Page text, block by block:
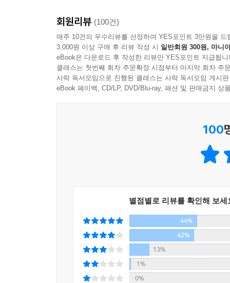
투견장에서 늘 지기만 하는 언더독도 어느 날엔
거부하고 완전히 다른 창조적 시각으로 바라보
이기는가에 관한 이야기다. 제목만 보면 비즈니스
않는다. 이 책은 가난, 장애, 불운, 압제 등 피할 수
우리는 거인과의 싸움에서 당연히 거인이 이길
토프트의 연구에 의하면 강대국과 약소국의 전
억울하고 나쁜 일인 것만은 아닐 수 있는 것이다.
한 인터뷰에서 말콤 글래드웰은 이렇게 말한다.
이 책은 차별과 장애를 겪거나 부모를 잃거나 좋
약자의 약점에 숨겨진 아름다움과 위대함,
강자의 강점에 숨겨진 나약함과 한계에 주목하라!
영민하게 자신의 약점을 이용해 승리한 우리 시대
회원리뷰 (100건)
매주 10건의 우수리뷰를 선정하여 YES포인트 3만원을 드
3,000원 이상 구매 후 리뷰 작성 시 일반회원 300원, 마니
eBook은 다운로드 후 작성한 리뷰만 YES포인트 지급됩니
클래스는 첫번째 회차 주문확정 시점부터 마지막 회차 주
사락 독서모임으로 진행된 클래스는 사락 독서모임 게시
eBook 페이백, CD/LP, DVD/Blu-ray, 패션 및 판매금지 상
100
별점별로 리뷰를 확인해 보세
44%
42%
13%
1%
0%